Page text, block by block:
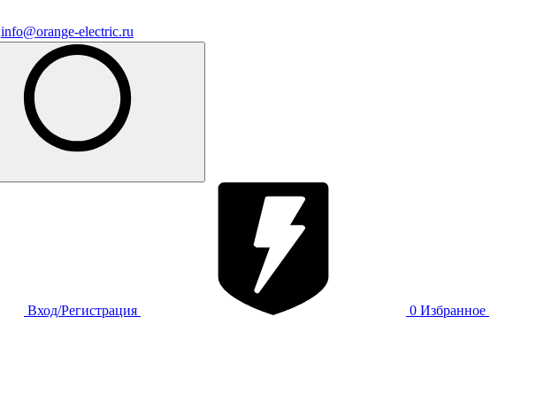
info@orange-electric.ru
Вход/Регистрация 0 Избранное